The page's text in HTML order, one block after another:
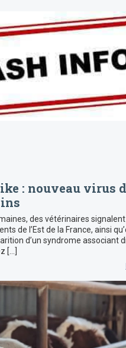
: nouveau virus
des vétérinaires
de l’Est de la France, ainsi
d’un syndrome associant
[…]